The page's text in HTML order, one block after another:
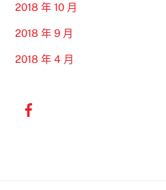
2018 年 10 月
2018 年 9 月
2018 年 4 月